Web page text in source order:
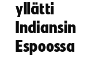
yllätti
Indiansin
Espoossa